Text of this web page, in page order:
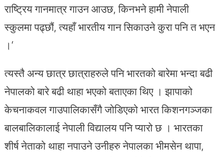
राष्ट्रिय गानमात्र गाउन आउछ, किनभने हामी नेपाली
स्कुलमा पढ्छौं, त्यहाँ भारतीय गान सिकाउने कुरा पनि त भएन
।’
त्यस्तै अन्य छात्र छात्राहरुले पनि भारतको बारेमा भन्दा बढी
नेपालको बारे बढी थाहा भएको बताएका थिए । झापाको
केचनाकवल गाउपालिकासँगै जोडिएको भारत किशनगञ्जका
बालबालिकालाई नेपाली विद्यालय पनि प्यारो छ । भारतका
शीर्ष नेताको थाहा नपाउने उनीहरु नेपालका भीमसेन थापा,